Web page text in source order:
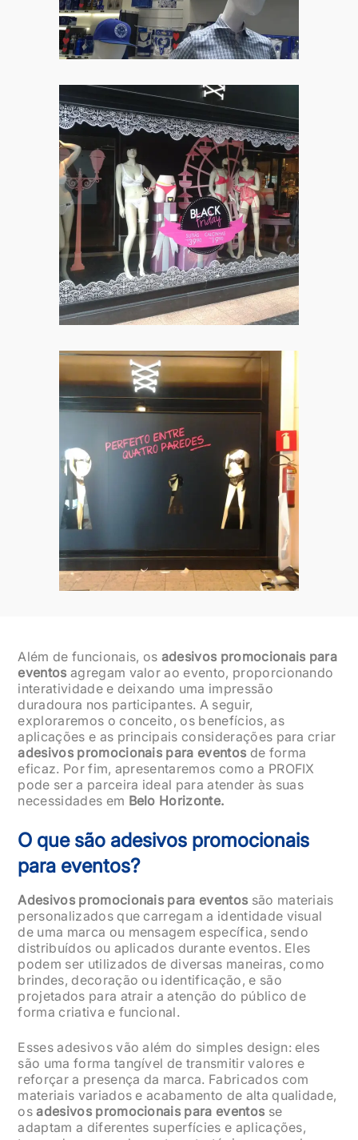
Além de funcionais, os adesivos promocionais para
eventosagregam valor ao evento, proporcionando
interatividade e deixando uma impressão
duradoura nos participantes. A seguir,
exploraremos o conceito, os benefícios, as
aplicações e as principais considerações para criar
adesivos promocionais para eventosde forma
eficaz. Por fim, apresentaremos como a PROFIX
pode ser a parceira ideal para atender às suas
necessidades em Belo Horizonte.
O que são adesivos promocionais
para eventos?
Adesivos promocionais para eventossão materiais
personalizados que carregam a identidade visual
de uma marca ou mensagem específica, sendo
distribuídos ou aplicados durante eventos. Eles
podem ser utilizados de diversas maneiras, como
brindes, decoração ou identificação, e são
projetados para atrair a atenção do público de
forma criativa e funcional.
Esses adesivos vão além do simples design: eles
são uma forma tangível de transmitir valores e
reforçar a presença da marca. Fabricados com
materiais variados e acabamento de alta qualidade,
osadesivos promocionais para eventosse
adaptam a diferentes superfícies e aplicações,